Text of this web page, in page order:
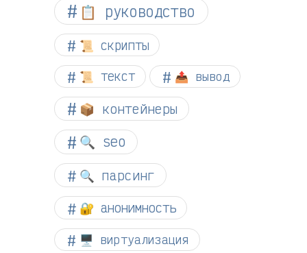
📋 руководство
📜 скрипты
📜 текст 📤 вывод
📦 контейнеры
🔍 seo
🔍 парсинг
🔐 анонимность
🖥️ виртуализация